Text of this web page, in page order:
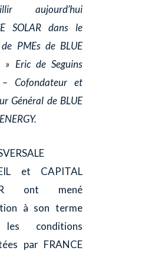
aujourd’hui
SOLAR dans le
PMEs de BLUE
» Eric de Seguins
– Cofondateur et
Général de BLUE
et CAPITAL
ont mené
à son terme
conditions
par FRANCE